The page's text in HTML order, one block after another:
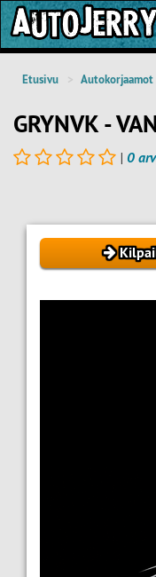
Etusivu Autokorjaamot
GRYNVK -
| 0